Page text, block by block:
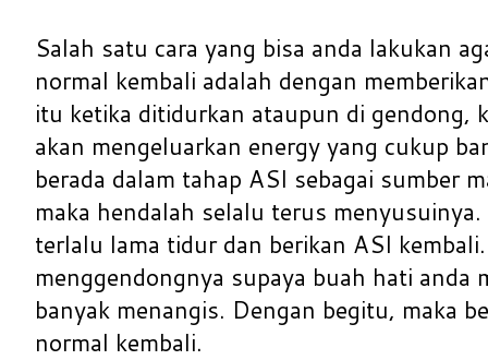
Salah satu cara yang bisa anda lakukan
normal kembali adalah dengan
itu ketika ditidurkan ataupun di gendong,
akan mengeluarkan energy yang cukup
berada dalam tahap ASI sebagai sumber
maka hendalah selalu terus
terlalu lama tidur dan berikan ASI
menggendongnya supaya buah hati anda
banyak menangis. Dengan begitu, maka
normal kembali.